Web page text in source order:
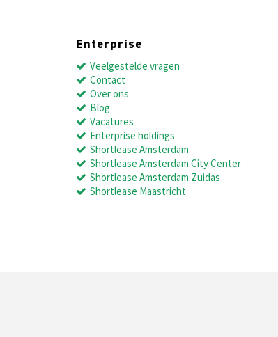
Enterprise
Veelgestelde vragen
Contact
Over ons
Blog
Vacatures
Enterprise holdings
Shortlease Amsterdam
Shortlease Amsterdam City Center
Shortlease Amsterdam Zuidas
Shortlease Maastricht